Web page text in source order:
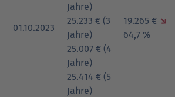
01.10.2023
Jahre)
25.233 € (3
Jahre)
25.007 € (4
Jahre)
25.414 € (5
Jahre)
19.265 € ↘
64,7 %